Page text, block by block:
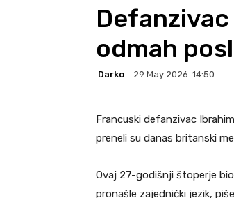
odmah
Darko 29 May 2026. 14:50
Francuski defanzivac
preneli su danas britanski
Ovaj 27-godišnji štoperje
pronašle zajednički jezik,